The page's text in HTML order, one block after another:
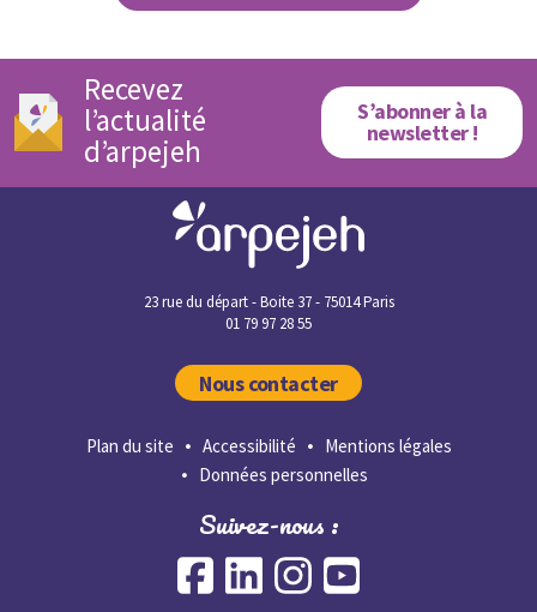
Recevez
l’actualité
d’arpejeh
S’abonner à la
newsletter !
23 rue du départ - Boite 37 - 75014 Paris
01 79 97 28 55
Nous contacter
Plan du site Accessibilité
Mentions légales
Données personnelles
Suivez-nous :